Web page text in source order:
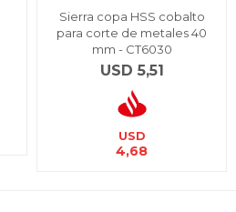
Sierra copa HSS cobalto
para corte de metales 40
mm - CT6030
USD 5,51
USD
4,68